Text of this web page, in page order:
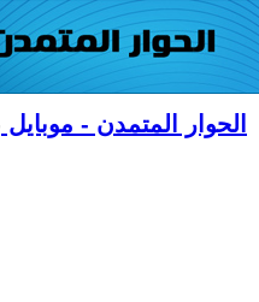
الحوار المتمدن - موبايل